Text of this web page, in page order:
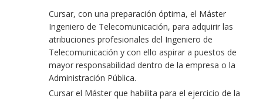
Cursar, con una preparación óptima, el Máster
Ingeniero de Telecomunicación, para adquirir las
atribuciones profesionales del Ingeniero de
Telecomunicación y con ello aspirar a puestos de
mayor responsabilidad dentro de la empresa o la
Administración Pública.
Cursar el Máster que habilita para el ejercicio de la